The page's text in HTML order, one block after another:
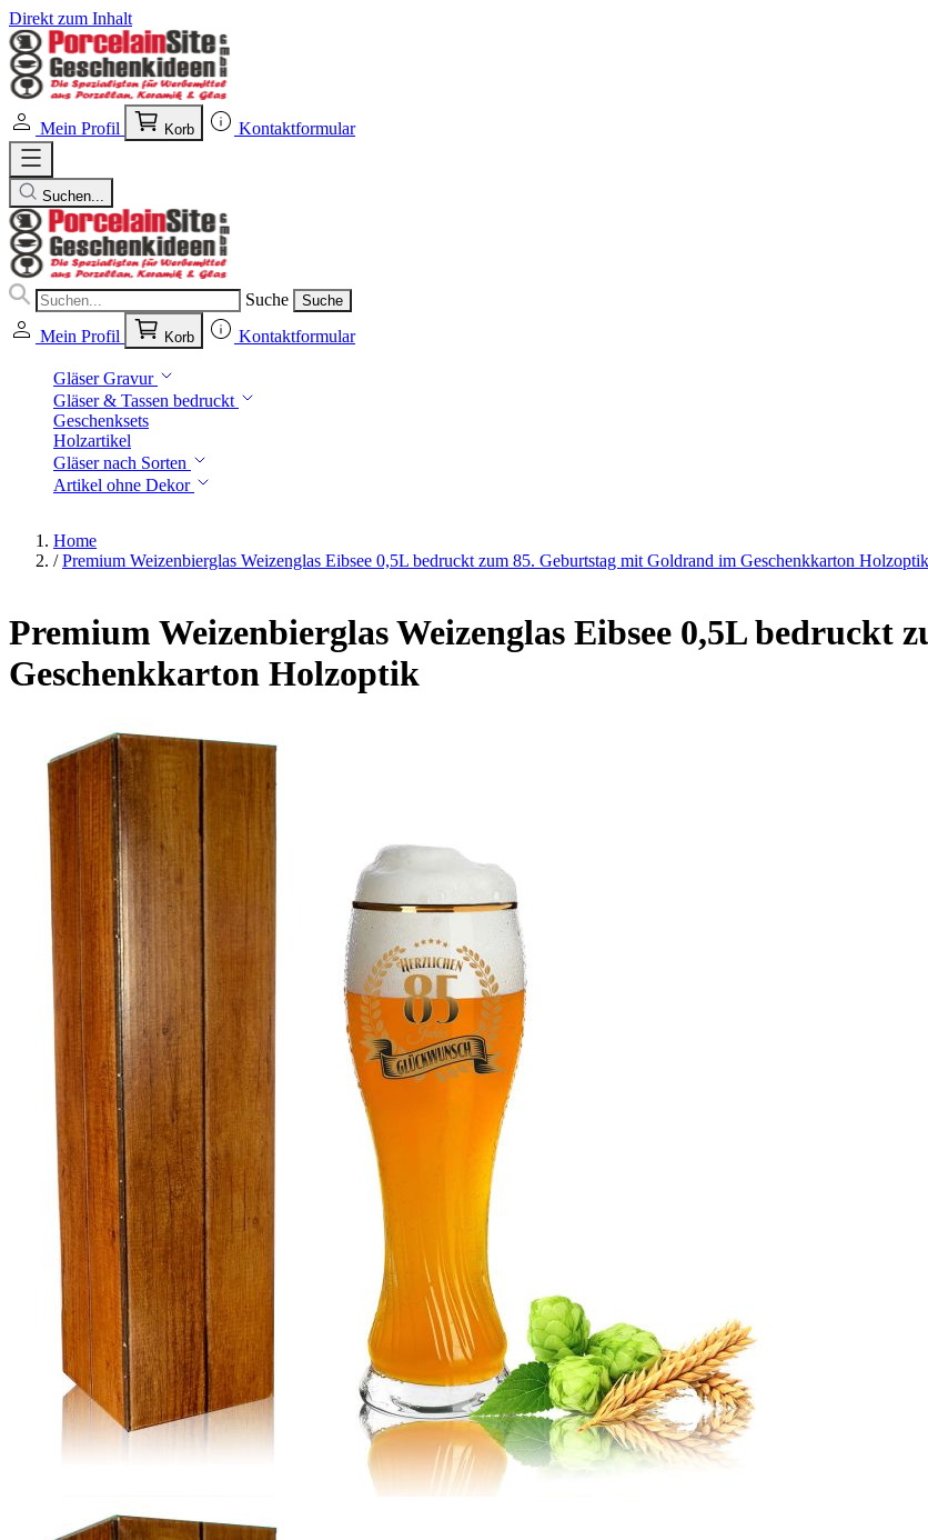
Direkt zum Inhalt
Mein Profil Korb Kontaktformular
Suchen...
Suche Suche
Mein Profil Korb Kontaktformular
Gläser Gravur
Gläser & Tassen bedruckt
Geschenksets
Holzartikel
Gläser nach Sorten
Artikel ohne Dekor
Home
/ Premium Weizenbierglas Weizenglas Eibsee 0,5L bedruckt zum 85. Geburtstag mit Goldrand im Geschenkkarton Holzoptik
Premium Weizenbierglas Weizenglas Eibsee 0,5L
Geschenkkarton Holzoptik